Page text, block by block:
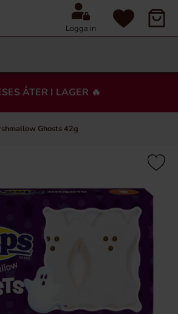
Logga in
ÅTER I LAGER 🔥
Ghosts 42g